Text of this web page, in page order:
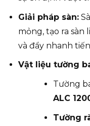
Giải pháp sàn:
mỏng, tạo ra sàn
và đẩy nhanh
Vật liệu tường
Tường
ALC
Tường